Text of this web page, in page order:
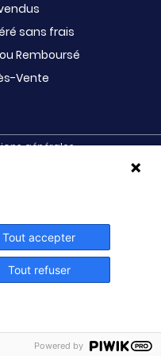
sans frais
Remboursé
Vente
générales
jumelage,
Tout accepter
Tout refuser
Powered by